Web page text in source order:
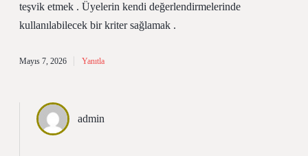
teşvik etmek . Üyelerin kendi değerlendirmelerinde
kullanılabilecek bir kriter sağlamak .
Mayıs 7, 2026 Yanıtla
admin